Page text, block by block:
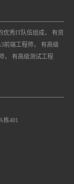
优秀IT队伍组成， 有资
前端工程师， 有高级
， 有高级测试工程
栋401